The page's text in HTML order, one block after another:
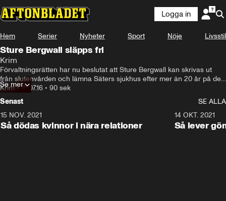
Logga in
Hem Serier Nyheter Sport Nöje Livsstil
Sture Bergwall släpps fri
Krim
Förvaltningsrätten har nu beslutat att Sture Bergwall kan skrivas ut
från slutenvården och lämna Säters sjukhus efter mer än 20 år på den
rättspsykiatriska kliniken.
Krim•18.07.16 • 90 sek
Se mer
Senast
SE ALLA
15 NOV. 2021
Så dödas kvinnor i nära relationer
14 OKT. 2021
Så lever